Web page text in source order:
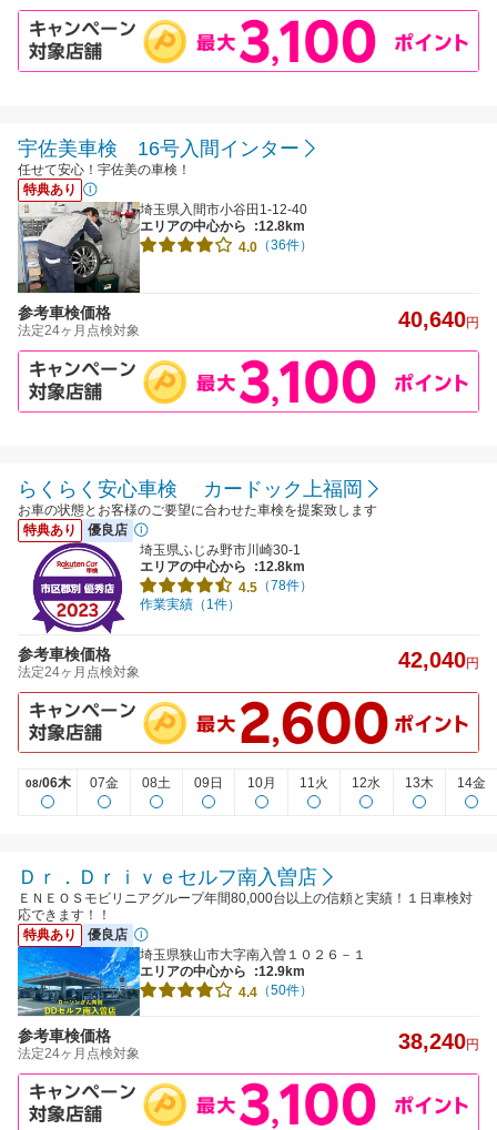
宇佐美車検 16号入間インター
任せて安心！宇佐美の車検！
特典あり
埼玉県入間市小谷田1-12-40
エリアの中心から
:12.8km
4.0 （36件）
参考車検価格
法定24ヶ月点検対象 40,640円
らくらく安心車検 カードック上福岡
お車の状態とお客様のご要望に合わせた車検を提案致します
特典あり
優良店
埼玉県ふじみ野市川崎30-1
エリアの中心から
:12.8km
4.5 （78件）
作業実績（1件）
参考車検価格
法定24ヶ月点検対象 42,040円
08/06木 07金 08土 09日 10月 11火 12水 13木 14金
Ｄｒ．Ｄｒｉｖｅセルフ南入曽店
ＥＮＥＯＳモビリニアグループ年間80,000台以上の信頼と実績！１日車検対
応できます！！
特典あり
優良店
埼玉県狭山市大字南入曽１０２６－１
エリアの中心から
:12.9km
4.4 （50件）
参考車検価格
法定24ヶ月点検対象 38,240円